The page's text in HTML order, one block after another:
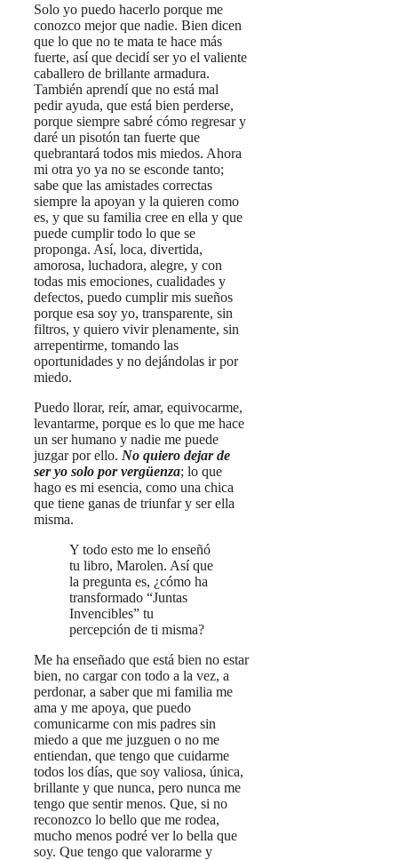
Solo yo puedo hacerlo porque me
conozco mejor que nadie. Bien dicen
que lo que no te mata te hace más
fuerte, así que decidí ser yo el valiente
caballero de brillante armadura.
También aprendí que no está mal
pedir ayuda, que está bien perderse,
porque siempre sabré cómo regresar y
daré un pisotón tan fuerte que
quebrantará todos mis miedos. Ahora
mi otra yo ya no se esconde tanto;
sabe que las amistades correctas
siempre la apoyan y la quieren como
es, y que su familia cree en ella y que
puede cumplir todo lo que se
proponga. Así, loca, divertida,
amorosa, luchadora, alegre, y con
todas mis emociones, cualidades y
defectos, puedo cumplir mis sueños
porque esa soy yo, transparente, sin
filtros, y quiero vivir plenamente, sin
arrepentirme, tomando las
oportunidades y no dejándolas ir por
miedo.
Puedo llorar, reír, amar, equivocarme,
levantarme, porque es lo que me hace
un ser humano y nadie me puede
juzgar por ello. No quiero dejar de
ser yo solo por vergüenza; lo que
hago es mi esencia, como una chica
que tiene ganas de triunfar y ser ella
misma.
Y todo esto me lo enseñó
tu libro, Marolen. Así que
la pregunta es, ¿cómo ha
transformado “Juntas
Invencibles” tu
percepción de ti misma?
Me ha enseñado que está bien no estar
bien, no cargar con todo a la vez, a
perdonar, a saber que mi familia me
ama y me apoya, que puedo
comunicarme con mis padres sin
miedo a que me juzguen o no me
entiendan, que tengo que cuidarme
todos los días, que soy valiosa, única,
brillante y que nunca, pero nunca me
tengo que sentir menos. Que, si no
reconozco lo bello que me rodea,
mucho menos podré ver lo bella que
soy. Que tengo que valorarme y